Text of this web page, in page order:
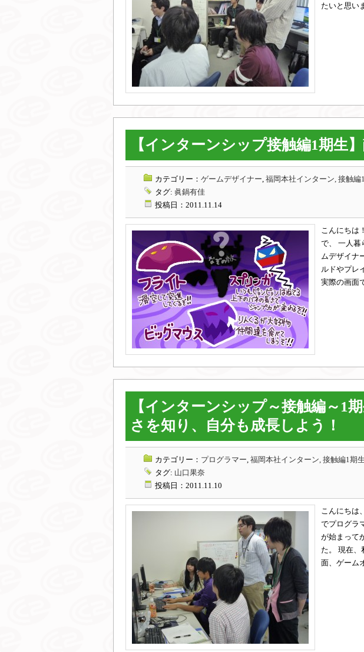
たいと思い
【インターンシップ接触編1期生
カテゴリー： ゲームデザイナー, 福岡本社インターン, 接触編
タグ: 眞鍋有佳
投稿日：2011.11.14
こんにちは
で、 一人暮
ムデザイナ
ルドやプレ
実際の画面
【インターンシップ～接触編～1
さを知り、自分も成長しよう！
カテゴリー： プログラマー, 福岡本社インターン, 接触編1期生
タグ: 山口果奈
投稿日：2011.11.10
こんにちは
でプログラ
が始まって
た。 現在、
面、ゲーム